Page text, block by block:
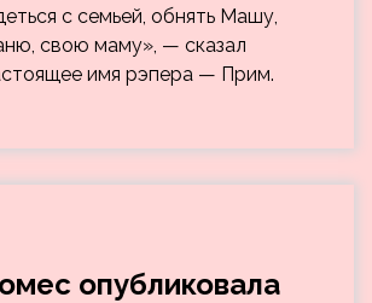
с семьей, обнять Машу,
свою маму», — сказал
имя рэпера — Прим.
опубликовала